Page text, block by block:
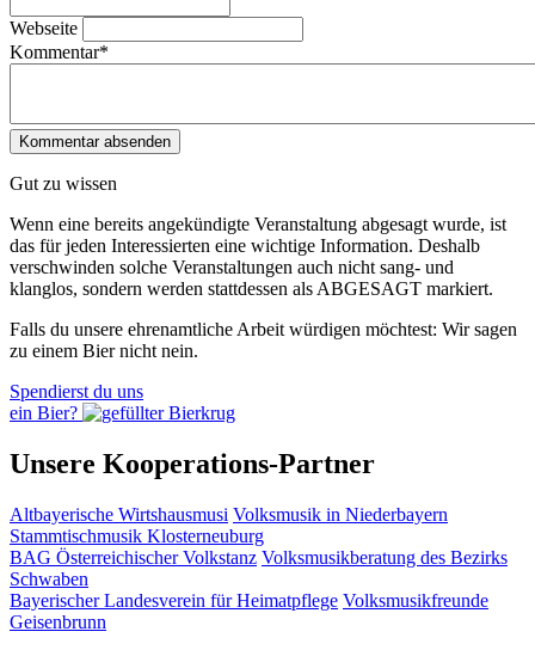
Webseite
Kommentar*
Gut zu wissen
Wenn eine bereits ange­kündigte Veranstaltung abgesagt wurde, ist
das für jeden Interessierten eine wichtige Information. Deshalb
verschwinden solche Veran­staltungen auch nicht sang- und
klanglos, sondern werden statt­dessen alsABGESAGT markiert.
Falls du unsere ehrenamtliche Arbeit würdigen möchtest: Wir sagen
zu einem Bier nicht nein.
Spendierst du uns
ein Bier?
Unsere Kooperations-Partner
Altbayerische Wirtshausmusi Volksmusik in Niederbayern
Stammtischmusik Klosterneuburg
BAG Österreichischer Volkstanz Volksmusikberatung des Bezirks
Schwaben
Bayerischer Landesverein für Heimatpflege Volksmusikfreunde
Geisenbrunn